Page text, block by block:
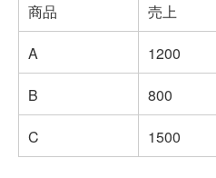
商品 売上
A
1200
B
800
C
1500